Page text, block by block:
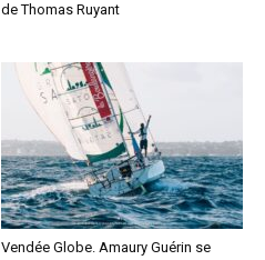
de Thomas Ruyant
Vendée Globe. Amaury Guérin se